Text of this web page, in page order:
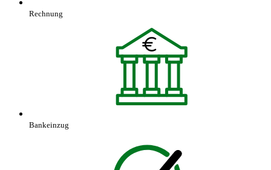
Rechnung
Bankeinzug